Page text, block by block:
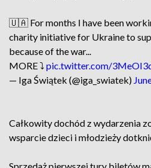
🇺🇦 For months I have been
charity initiative for Ukraine to
because of the war...
MORE ⤵️ pic.twitter.com/
— Iga Świątek (@iga_swiatek)
Całkowity dochód z wydarzenia
wsparcie dzieci i młodzieży